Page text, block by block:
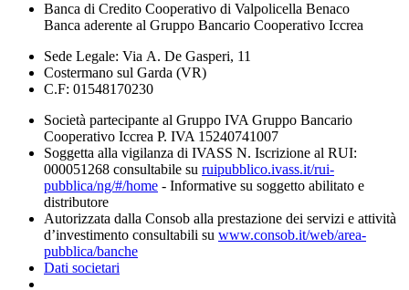
Banca di Credito Cooperativo di Valpolicella Benaco
Banca aderente al Gruppo Bancario Cooperativo Iccrea
Sede Legale: Via A. De Gasperi, 11
Costermano sul Garda (VR)
C.F: 01548170230
Società partecipante al Gruppo IVA Gruppo Bancario
Cooperativo Iccrea P. IVA 15240741007
Soggetta alla vigilanza di IVASS N. Iscrizione al RUI:
000051268 consultabile su ruipubblico.ivass.it/rui-
pubblica/ng/#/home - Informative su soggetto abilitato e
distributore
Autorizzata dalla Consob alla prestazione dei servizi e attività
d’investimento consultabili su www.consob.it/web/area-
pubblica/banche
Dati societari